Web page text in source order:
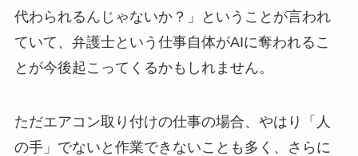
代わられるんじゃないか？」ということが言われ
ていて、弁護士という仕事自体がAIに奪われるこ
とが今後起こってくるかもしれません。
ただエアコン取り付けの仕事の場合、やはり「人
の手」でないと作業できないことも多く、さらに